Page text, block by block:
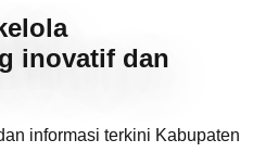
inovatif dan
informasi terkini Kabupaten